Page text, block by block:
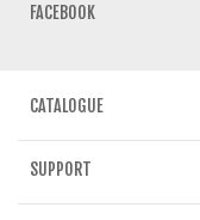
FACEBOOK
CATALOGUE
SUPPORT